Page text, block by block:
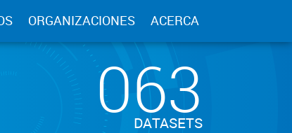
ORGANIZACIONES ACERCA
063
DATASETS